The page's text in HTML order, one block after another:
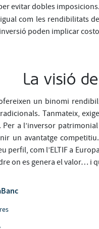
evitar dobles imposicions.
igual com les rendibilitats
poden implicar
La visió
un binomi
Tanmateix,
Per a l’inversor
un avantatge
perfil, com l’ELTIF a
on es genera el valor… i